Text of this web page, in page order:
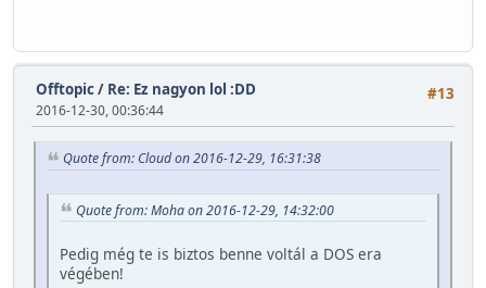
#13
Offtopic/ Re: Ez nagyon lol :DD
2016-12-30, 00:36:44
Quote from: Cloud on 2016-12-29, 16:31:38
Quote from: Moha on 2016-12-29, 14:32:00
Pedig még te is biztos benne voltál a DOS era
végében!